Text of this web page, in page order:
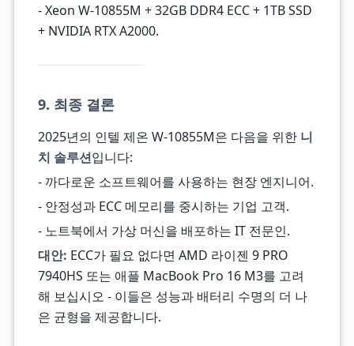
- Xeon W-10855M + 32GB DDR4 ECC + 1TB SSD
+ NVIDIA RTX A2000.
9. 최종 결론
2025년의 인텔 제온 W-10855M은 다음을 위한 니
치 솔루션입니다:
- 까다로운 소프트웨어를 사용하는 현장 엔지니어.
- 안정성과 ECC 메모리를 중시하는 기업 고객.
- 노트북에서 가상 머신을 배포하는 IT 전문인.
대안: ECC가 필요 없다면 AMD 라이젠 9 PRO
7940HS 또는 애플 MacBook Pro 16 M3를 고려
해 보십시오 - 이들은 성능과 배터리 수명의 더 나
은 균형을 제공합니다.